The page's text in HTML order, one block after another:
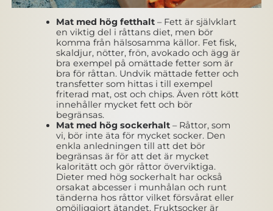
Mat med hög fetthalt– Fett är självklart
en viktig del i råttans diet, men bör
komma från hälsosamma källor. Fet fisk,
skaldjur, nötter, frön, avokado och ägg är
bra exempel på omättade fetter som är
bra för råttan. Undvik mättade fetter och
transfetter som hittas i till exempel
friterad mat, ost och chips. Även rött kött
innehåller mycket fett och bör
begränsas.
Mat med hög sockerhalt– Råttor, som
vi, bör inte äta för mycket socker. Den
enkla anledningen till att det bör
begränsas är för att det är mycket
kaloritätt och gör råttor överviktiga.
Dieter med hög sockerhalt har också
orsakat abcesser i munhålan och runt
tänderna hos råttor vilket försvårat eller
omöjliggjort ätandet. Fruktsocker är